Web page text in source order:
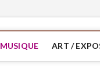
MUSIQUE ART /